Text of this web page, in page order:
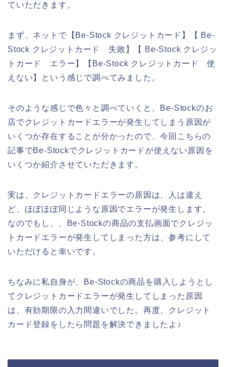
ていただきます。
まず、ネットで【Be-Stock クレジットカード】【 Be-
Stock クレジットカード 失敗】【 Be-Stock クレジッ
トカード エラー】【Be-Stock クレジットカード 使
えない】という感じで調べてみました。
そのような感じで色々と調べていくと、Be-Stockのお
店でクレジットカードエラーが発生してしまう原因が
いくつか存在することが分かったので、今回こちらの
記事でBe-Stockでクレジットカードが使えない原因を
いくつか紹介させていただきます。
実は、クレジットカードエラーの原因は、人は違え
ど、ほぼほぼ同じような原因でエラーが発生します。
なのでもし、、Be-Stockの商品の支払画面でクレジッ
トカードエラーが発生してしまった方は、参考にして
いただけると幸いです。
ちなみに私自身が、Be-Stockの商品を購入しようとし
てクレジットカードエラーが発生してしまった原因
は、有効期限の入力間違いでした。再度、クレジット
カード登録をしたら問題を解決できましたよ♪